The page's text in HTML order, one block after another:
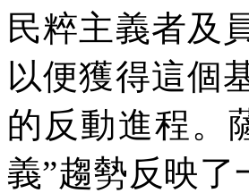
民粹主義者及
以便獲得這個
的反動進程。
義”趨勢反映了